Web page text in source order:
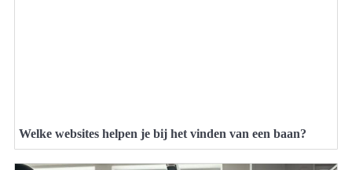
Welke websites helpen je bij het vinden van een baan?